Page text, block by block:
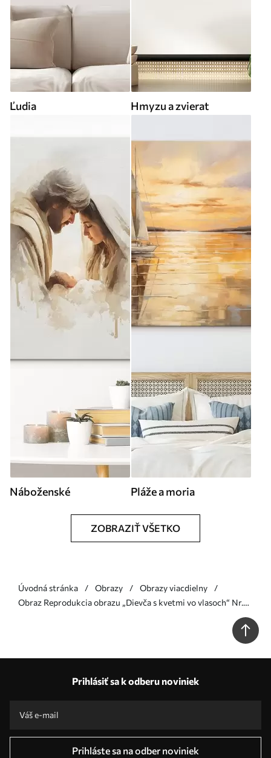
Ľudia Hmyzu a zvierat
Náboženské Pláže a moria
ZOBRAZIŤ VŠETKO
Úvodná stránka Obrazy
Obrazy viacdielny
Obraz Reprodukcia obrazu „Dievča s kvetmi vo vlasoch“ Nr.
Prihlásiť sa k odberu noviniek
Prihláste sa na odber noviniek